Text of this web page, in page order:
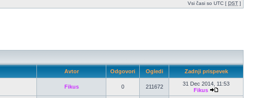
Vsi časi so UTC [ DST ]
Avtor Odgovori Ogledi Zadnji prispevek
Fikus 0 211672
31 Dec 2014, 11:53
Fikus